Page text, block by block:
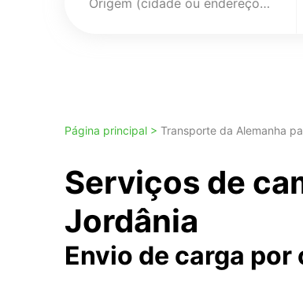
Origem (cidade ou endereço)
Página principal > Transporte da Alemanha
Serviços de
Jordânia
Envio de carga por